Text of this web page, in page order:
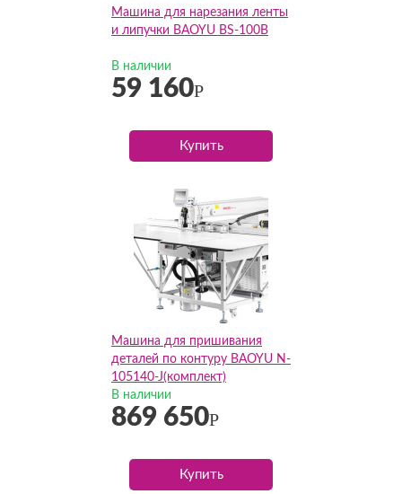
Машина для нарезания ленты
и липучки BAOYU BS-100B
В наличии
59 160Р
Купить
Машина для пришивания
деталей по контуру BAOYU N-
105140-J(комплект)
В наличии
869 650Р
Купить